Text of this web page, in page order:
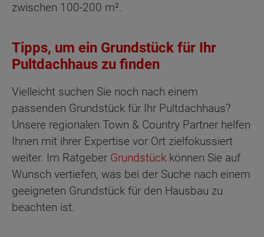
zwischen 100-200 m².
Tipps, um ein Grundstück für Ihr
Pultdachhaus zu finden
Vielleicht suchen Sie noch nach einem
passenden Grundstück für Ihr Pultdachhaus?
Unsere regionalen Town & Country Partner helfen
Ihnen mit ihrer Expertise vor Ort zielfokussiert
weiter. Im Ratgeber Grundstück können Sie auf
Wunsch vertiefen, was bei der Suche nach einem
geeigneten Grundstück für den Hausbau zu
beachten ist.